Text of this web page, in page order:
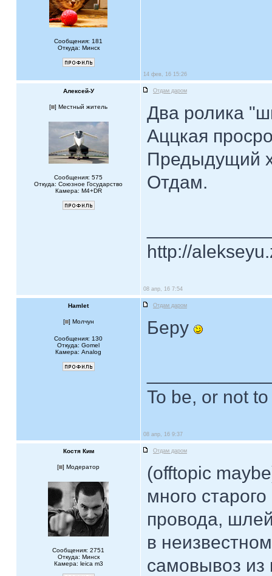
Сообщения: 181
Откуда: Минск
14 фев, 16 15:26
Алексей-У Отдам даром
[ ] Местный житель
Сообщения: 575
Откуда: Союзное Государство
Камера: M4+DR
Два ролика
Аццкая
Предыдущий
Отдам.
http://
08 апр, 16 7:54
Hamlet Отдам даром
[ ] Молчун
Сообщения: 130
Откуда: Gomel
Камера: Analog
Беру
To be, or not
08 апр, 16 9:37
Костя Ким Отдам даром
[ ] Модератор
Сообщения: 2751
Откуда: Минск
Камера: leica m3
(offtopic
много
провода,
в
самовывоз из